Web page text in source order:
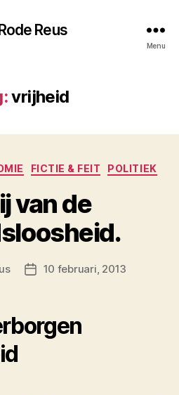
Reus
Menu
vrijheid
Categorieën
FICTIE & FEIT POLITIEK
van de
Berichtdatum
10 februari, 2013